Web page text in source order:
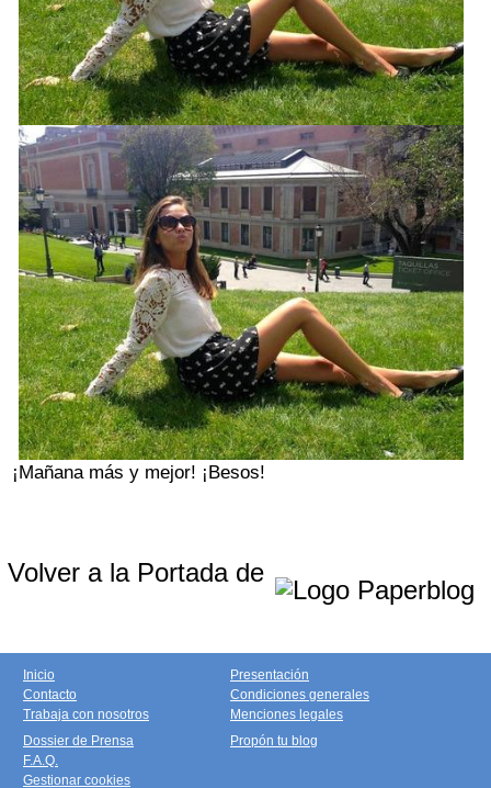
¡Mañana más y mejor! ¡Besos!
Volver a la Portada de
Inicio
Contacto
Trabaja con nosotros
Presentación
Condiciones generales
Menciones legales
Dossier de Prensa
F.A.Q.
Gestionar cookies
Propón tu blog